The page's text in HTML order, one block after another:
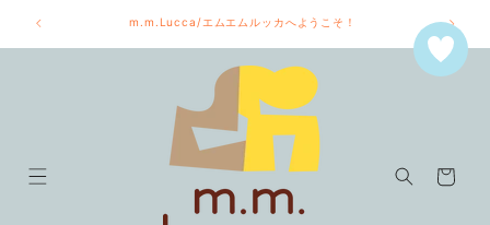
ンツに 今からでも間に合います！商品レビュー投稿で、次回ご利用できる
10％OFFクーポンをゲット！
ー